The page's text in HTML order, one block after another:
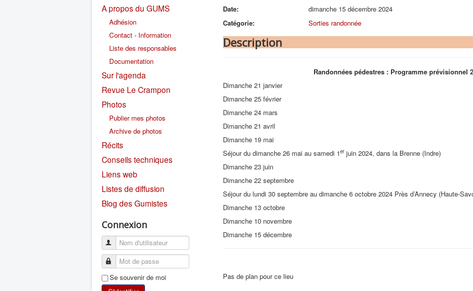
A propos du GUMS
Adhésion
Contact - Information
Liste des responsables
Documentation
Sur l'agenda
Revue Le Crampon
Photos
Publier mes photos
Archive de photos
Récits
Conseils techniques
Liens web
Listes de diffusion
Blog des Gumistes
Connexion
Se souvenir de moi
Date:
dimanche 15 décembre 2024
Catégorie:
Sorties randonnée
Description
Randonnées pédestres : Programme prévisionnel
Dimanche 21 janvier
Dimanche 25 février
Dimanche 24 mars
Dimanche 21 avril
Dimanche 19 mai
Séjour du dimanche 26 mai au samedi 1er juin 2024, dans la Brenne (Indre)
Dimanche 23 juin
Dimanche 22 septembre
Séjour du lundi 30 septembre au dimanche 6 octobre 2024 Près d’Annecy (Haute-
Dimanche 13 octobre
Dimanche 10 novembre
Dimanche 15 décembre
Pas de plan pour ce lieu